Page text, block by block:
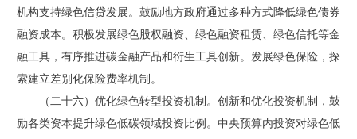
机构支持绿色信贷发展。鼓励地方政府通过多种方式降低绿色债券
融资成本。积极发展绿色股权融资、绿色融资租赁、绿色信托等金
融工具，有序推进碳金融产品和衍生工具创新。发展绿色保险，探
索建立差别化保险费率机制。
（二十六）优化绿色转型投资机制。创新和优化投资机制，鼓
励各类资本提升绿色低碳领域投资比例。中央预算内投资对绿色低